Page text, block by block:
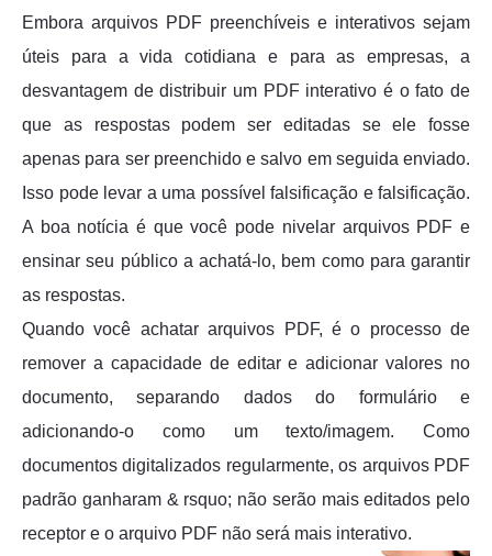
Embora arquivos PDF preenchíveis e interativos sejam
úteis para a vida cotidiana e para as empresas, a
desvantagem de distribuir um PDF interativo é o fato de
que as respostas podem ser editadas se ele fosse
apenas para ser preenchido e salvo em seguida enviado.
Isso pode levar a uma possível falsificação e falsificação.
A boa notícia é que você pode nivelar arquivos PDF e
ensinar seu público a achatá-lo, bem como para garantir
as respostas.
Quando você achatar arquivos PDF, é o processo de
remover a capacidade de editar e adicionar valores no
documento, separando dados do formulário e
adicionando-o como um texto/imagem. Como
documentos digitalizados regularmente, os arquivos PDF
padrão ganharam & rsquo; não serão mais editados pelo
receptor e o arquivo PDF não será mais interativo.